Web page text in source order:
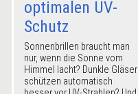
optimalen UV-
Schutz
Sonnenbrillen braucht man
nur, wenn die Sonne vom
Himmel lacht? Dunkle Gläser
schützen automatisch